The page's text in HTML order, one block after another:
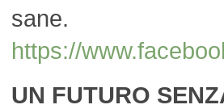
sane.
https://
UN FUTURO